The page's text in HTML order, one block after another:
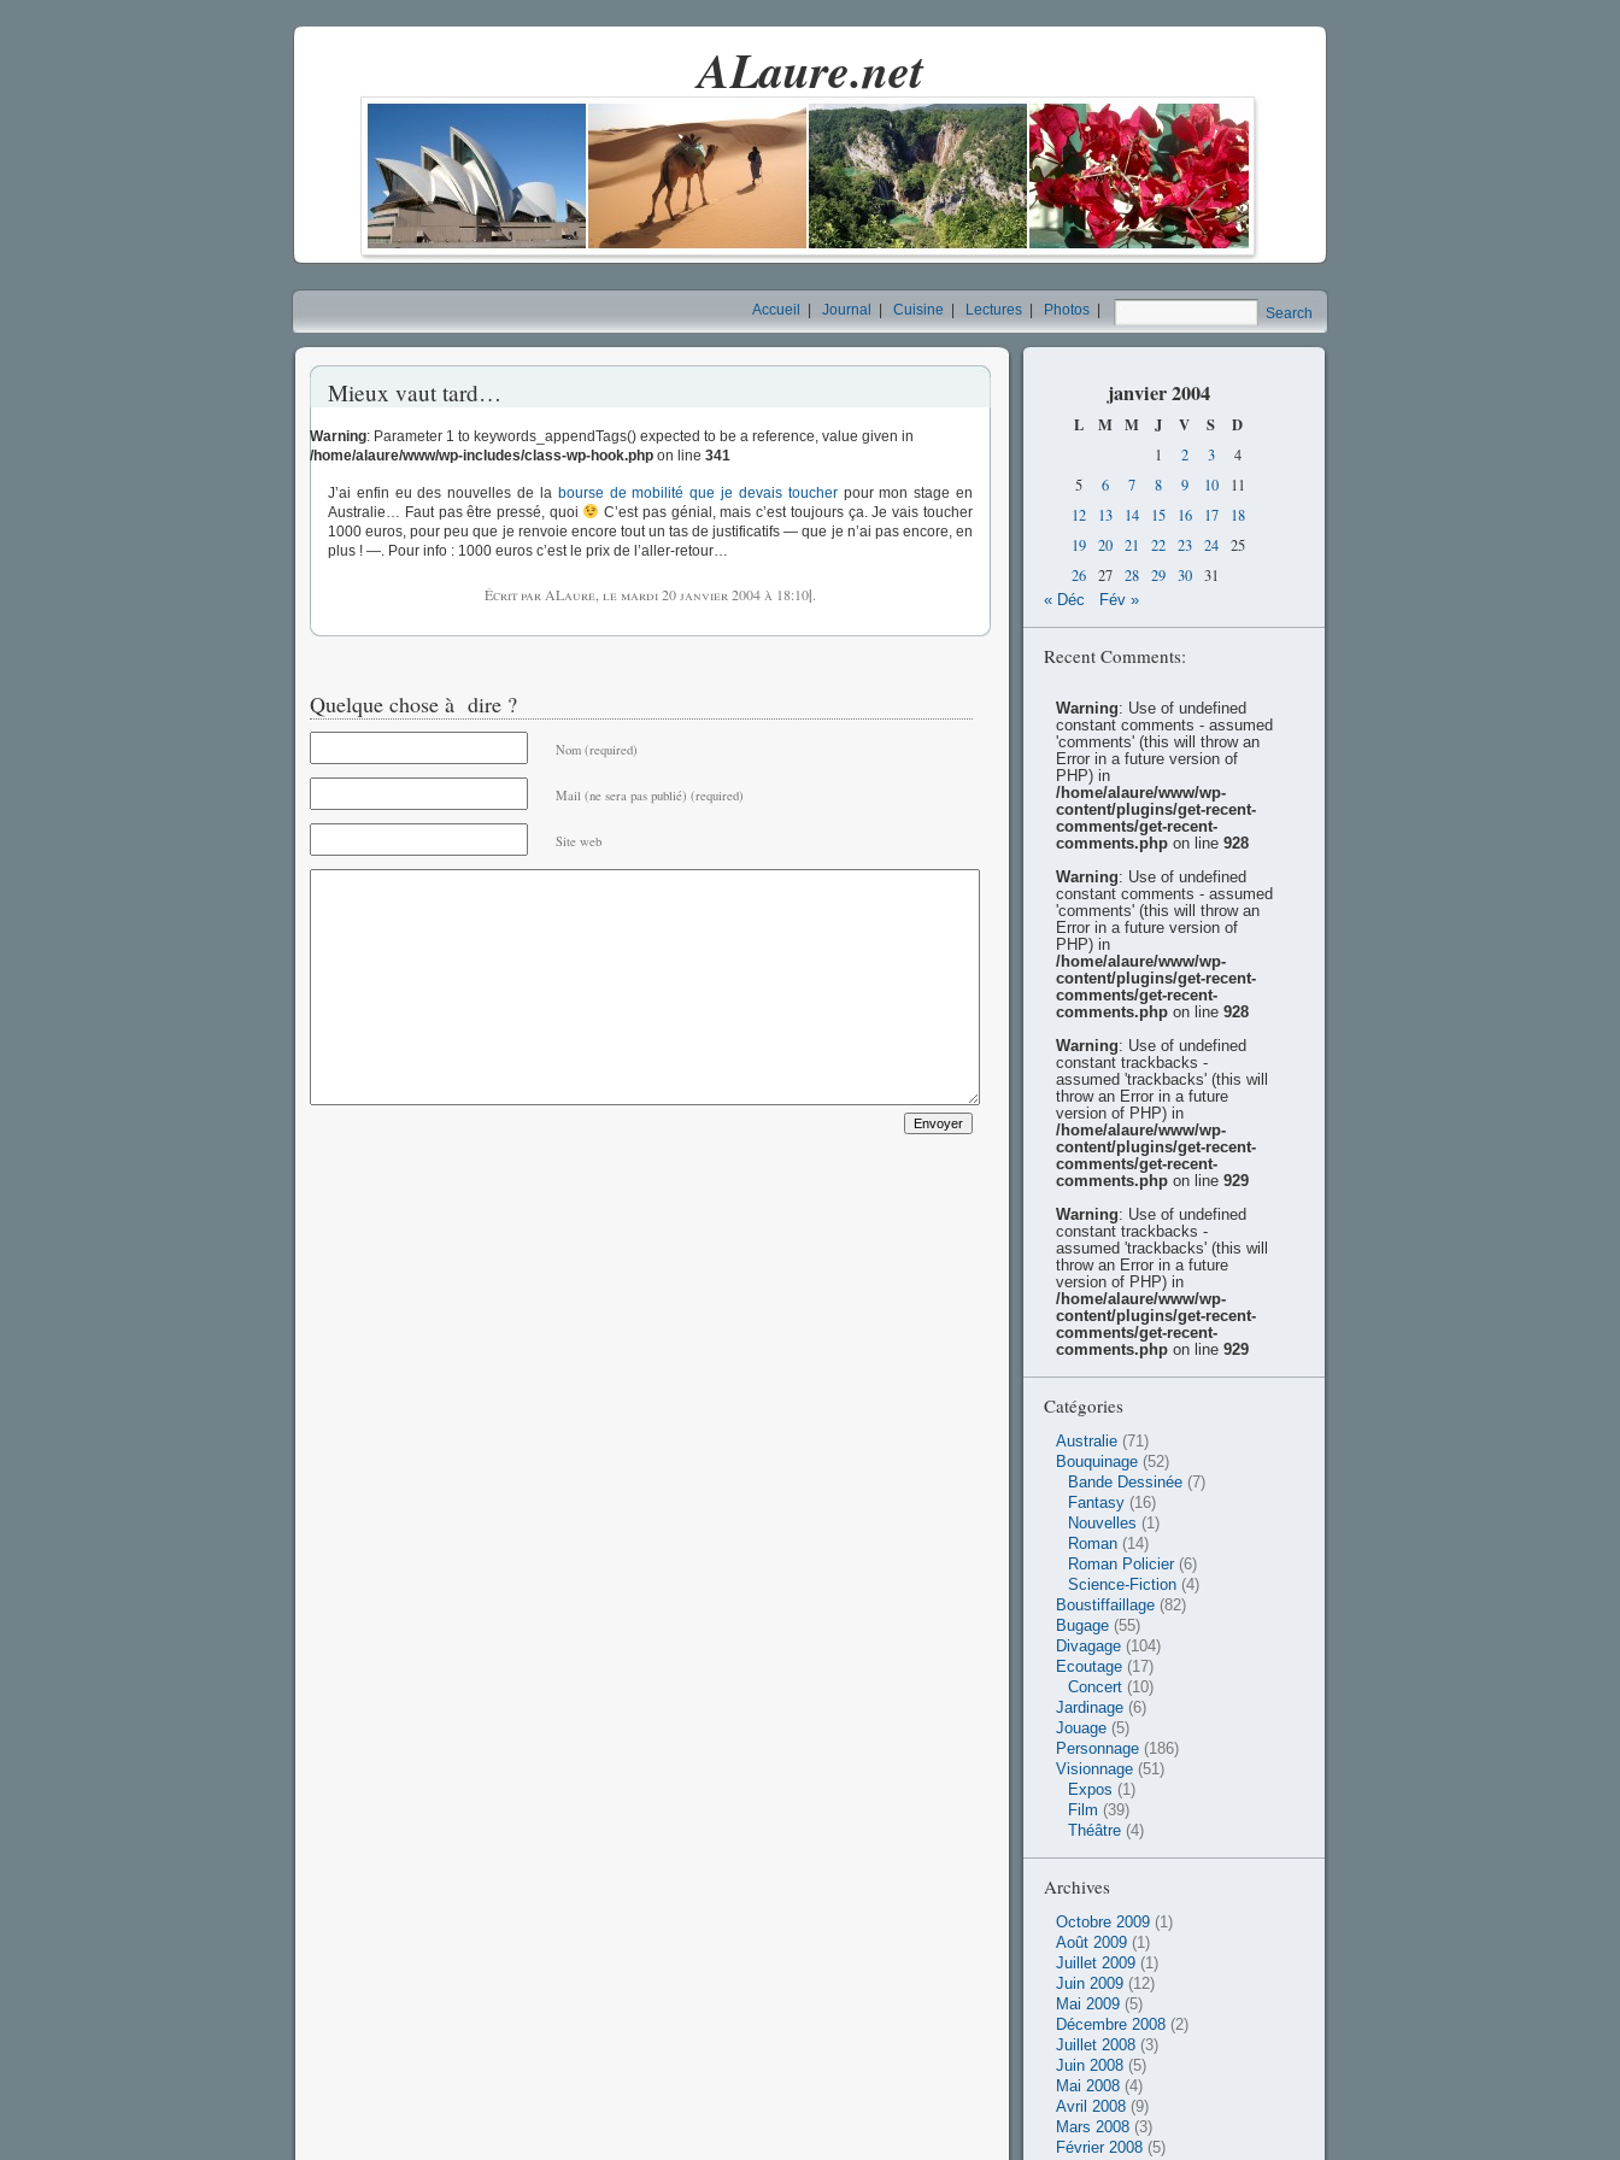
ALaure.net
Search
Accueil Journal Cuisine Lectures Photos
Mieux vaut tard…
Warning: Parameter 1 to keywords_appendTags() expected to be a reference, value given in
/home/alaure/www/wp-includes/class-wp-hook.php on line 341
J’ai enfin eu des nouvelles de la bourse de mobilité que je devais toucherpour mon stage en
Australie… Faut pas être pressé, quoi
C’est pas génial, mais c’est toujours ça. Je vais toucher
1000 euros, pour peu que je renvoie encore tout un tas de justificatifs — que je n’ai pas encore, en
plus ! —. Pour info : 1000 euros c’est le prix de l’aller-retour…
Écrit par ALaure, le mardi 20 janvier 2004 à 18:10|.
Quelque chose à dire ?
Nom (required)
Mail (ne sera pas publié) (required)
Site web
janvier 2004
L M M J V S D
1 2 3
4
5
6 7 8 9 10
11
12
13 14 15 16 17
18
19 20 21 22 23 24
25
26 27 28 29 30 31
« Déc Fév »
Recent Comments:
Warning: Use of undefined
constant comments - assumed
'comments' (this will throw an
Error in a future version of
PHP) in
/home/alaure/www/wp-
content/plugins/get-recent-
comments/get-recent-
comments.php on line 928
Warning: Use of undefined
constant comments - assumed
'comments' (this will throw an
Error in a future version of
PHP) in
/home/alaure/www/wp-
content/plugins/get-recent-
comments/get-recent-
comments.php on line 928
Warning: Use of undefined
constant trackbacks -
assumed 'trackbacks' (this will
throw an Error in a future
version of PHP) in
/home/alaure/www/wp-
content/plugins/get-recent-
comments/get-recent-
comments.php on line 929
Warning: Use of undefined
constant trackbacks -
assumed 'trackbacks' (this will
throw an Error in a future
version of PHP) in
/home/alaure/www/wp-
content/plugins/get-recent-
comments/get-recent-
comments.php on line 929
Catégories
Australie (71)
Bouquinage (52)
Bande Dessinée (7)
Fantasy (16)
Nouvelles (1)
Roman (14)
Roman Policier (6)
Science-Fiction (4)
Boustiffaillage (82)
Bugage (55)
Divagage (104)
Ecoutage (17)
Concert (10)
Jardinage (6)
Jouage (5)
Personnage (186)
Visionnage (51)
Expos (1)
Film (39)
Théâtre (4)
Archives
Octobre 2009 (1)
Août 2009 (1)
Juillet 2009 (1)
Juin 2009 (12)
Mai 2009 (5)
Décembre 2008 (2)
Juillet 2008 (3)
Juin 2008 (5)
Mai 2008 (4)
Avril 2008 (9)
Mars 2008 (3)
Février 2008 (5)